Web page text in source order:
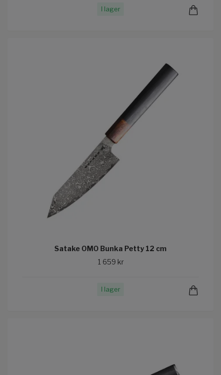
I lager
Satake OMO Bunka Petty 12 cm
1 659 kr
I lager